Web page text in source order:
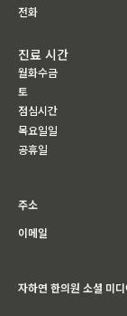
전화
진료 시간
월화수금
토
점심시간
목요일일
공휴일
주소
이메일
자하연 한의원 소셜 미디